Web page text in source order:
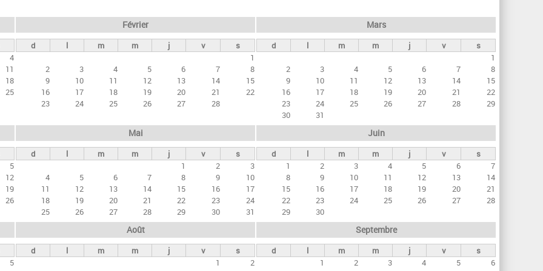
r
c
4
11
18
25
Février
d l m m j v
s
1
2
3 4 5 6 7
8
9
10 11 12 13 14
15
16
17 18 19 20 21
22
23
24 25 26 27 28
Mars
d l m m j v
s
1
2
3 4 5 6 7
8
9
10 11 12 13 14
15
16
17 18 19 20 21
22
23
24 25 26 27 28
29
30
31
5
12
19
26
Mai
d l m m j v
s
1
2
3
4
5 6 7 8 9
10
11
12 13 14 15 16
17
18
19 20 21 22 23
24
25
26 27 28 29 30 31
Juin
d l m m j v
s
1
2 3 4 5 6
7
8
9 10 11 12 13
14
15
16 17 18 19 20
21
22
23 24 25 26 27
28
29
30
5
Août
d l m m j v
s
1
2
Septembre
d l m m j v
s
1
2 3 4 5
6